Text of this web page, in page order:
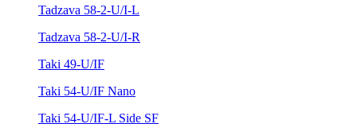
Tadzava 58-2-U/I-L
Tadzava 58-2-U/I-R
Taki 49-U/IF
Taki 54-U/IF Nano
Taki 54-U/IF-L Side SF